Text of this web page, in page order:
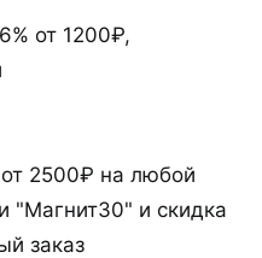
от 1200₽,
2500₽ на любой
"Магнит30" и скидка
заказ